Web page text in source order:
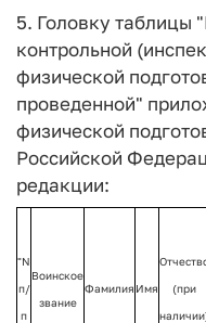
5. Головку таблицы
контрольной
физической
проведенной"
физической
Российской
редакции:
"N
п/
п
Воинское
звание
Фамилия Имя (при